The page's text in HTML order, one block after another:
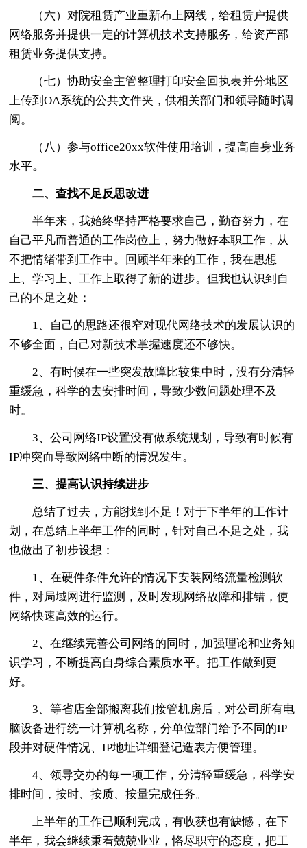
（六）对院租赁产业重新布上网线，给租赁户提供
网络服务并提供一定的计算机技术支持服务，给资产部
租赁业务提供支持。
（七）协助安全主管整理打印安全回执表并分地区
上传到OA系统的公共文件夹，供相关部门和领导随时调
阅。
（八）参与office20xx软件使用培训，提高自身业务
水平。
二、查找不足反思改进
半年来，我始终坚持严格要求自己，勤奋努力，在
自己平凡而普通的工作岗位上，努力做好本职工作，从
不把情绪带到工作中。回顾半年来的工作，我在思想
上、学习上、工作上取得了新的进步。但我也认识到自
己的不足之处：
1、自己的思路还很窄对现代网络技术的发展认识的
不够全面，自己对新技术掌握速度还不够快。
2、有时候在一些突发故障比较集中时，没有分清轻
重缓急，科学的去安排时间，导致少数问题处理不及
时。
3、公司网络IP设置没有做系统规划，导致有时候有
IP冲突而导致网络中断的情况发生。
三、提高认识持续进步
总结了过去，方能找到不足！对于下半年的工作计
划，在总结上半年工作的同时，针对自己不足之处，我
也做出了初步设想：
1、在硬件条件允许的情况下安装网络流量检测软
件，对局域网进行监测，及时发现网络故障和排错，使
网络快速高效的运行。
2、在继续完善公司网络的同时，加强理论和业务知
识学习，不断提高自身综合素质水平。把工作做到更
好。
3、等省店全部搬离我们接管机房后，对公司所有电
脑设备进行统一计算机名称，分单位部门给予不同的IP
段并对硬件情况、IP地址详细登记造表方便管理。
4、领导交办的每一项工作，分清轻重缓急，科学安
排时间，按时、按质、按量完成任务。
上半年的工作已顺利完成，有收获也有缺憾，在下
半年，我会继续秉着兢兢业业，恪尽职守的态度，把工